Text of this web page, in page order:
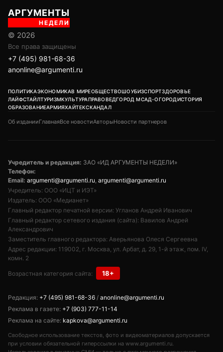
АРГУМЕНТЫ
НЕДЕЛИ
© 2026
Все права защищены
+7 (495) 981-68-36
anonline@argumenti.ru
ПОЛИТИКАЭКОНОМИКАВ МИРЕОБЩЕСТВОШОУБИЗСПОРТЗДОРОВЬЕ
ЛАЙФСТАЙЛТУРИЗМКУЛЬТУРАПРАВОВЕДГОРОД МСАД-ОГОРОДИСТОРИЯ
ОБРАЗОВАНИЕАРМИЯХАЙТЕКСКАНДАЛ
Об изданииГлавнаяВсе новостиАвторыНовости партнеров
Учредитель и редакция: ЗАО «ИД АРГУМЕНТЫ НЕДЕЛИ»
Телефон:
Email: argumenti@argumenti.ru, argumenti@argumenti.ru
Учредитель: ООО «ИЦТ и ИЭТ»
Издатель: ООО «Медианет»
Главный редактор печатной версии: Угланов Андрей Иванович
Главный редактор сетевого издания (сайта): Вавилов Андрей
Александрович
Заместитель главного редактора: Аверьянова Олеся Сергеевна
Адрес редакции: 119002, г. Москва, ул. Арбат, д. 29, 1-й этаж, пом. IV,
комн. 2
Возрастная категория сайта: 18+
Редакция: +7 (495) 981-68-36 / anonline@argumenti.ru
Реклама в газете: +7 (903) 777-11-14
Реклама на сайте: kapkova@argumenti.ru
Свободное использование текстов, фото и видеоматериалов допускается
при условии обязательной гиперссылки на www.argumenti.ru.